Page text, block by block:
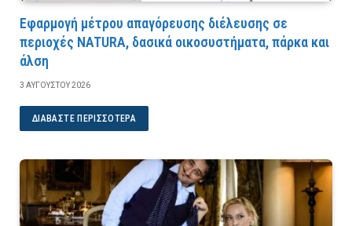
Εφαρμογή μέτρου απαγόρευσης διέλευσης σε
περιοχές NATURA, δασικά οικοσυστήματα, πάρκα και
άλση
3 ΑΥΓΟΎΣΤΟΥ 2026
ΔΙΑΒΆΣΤΕ ΠΕΡΙΣΣΌΤΕΡΑ